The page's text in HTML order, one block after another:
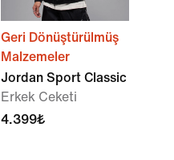
Geri Dönüştürülmüş
Malzemeler
Jordan Sport Classic
Erkek Ceketi
4.399₺